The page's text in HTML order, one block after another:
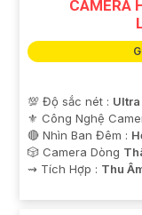
CAMERA
💯 Độ sắc nét :
⚜️ Công Nghệ
🔴 Nhìn Ban Đêm :
🎲 Camera Dòng
️⇝ Tích Hợp : Thu